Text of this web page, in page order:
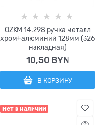
OZKM 14.298 ручка металл
хром+алюминий 128мм (326
накладная)
10,50 BYN
В КОРЗИНУ
Нет в наличии